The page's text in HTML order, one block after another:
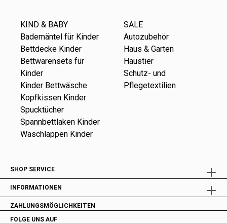
KIND & BABY
Bademäntel für Kinder
Bettdecke Kinder
Bettwarensets für
Kinder
Kinder Bettwäsche
Kopfkissen Kinder
Spucktücher
Spannbettlaken Kinder
Waschlappen Kinder
SALE
Autozubehör
Haus & Garten
Haustier
Schutz- und
Pflegetextilien
SHOP SERVICE
INFORMATIONEN
ZAHLUNGSMÖGLICHKEITEN
FOLGE UNS AUF